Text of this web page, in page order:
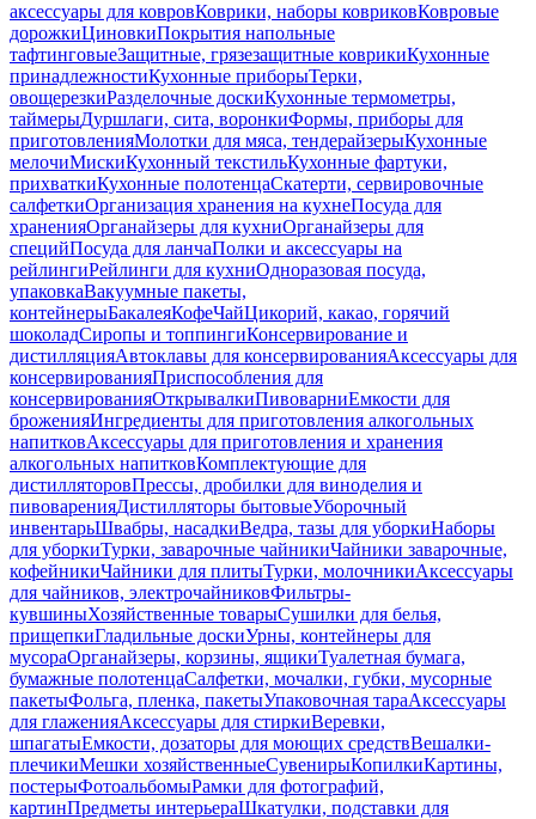
аксессуары для ковровКоврики, наборы ковриковКовровые
дорожкиЦиновкиПокрытия напольные
тафтинговыеЗащитные, грязезащитные коврикиКухонные
принадлежностиКухонные приборыТерки,
овощерезкиРазделочные доскиКухонные термометры,
таймерыДуршлаги, сита, воронкиФормы, приборы для
приготовленияМолотки для мяса, тендерайзерыКухонные
мелочиМискиКухонный текстильКухонные фартуки,
прихваткиКухонные полотенцаСкатерти, сервировочные
салфеткиОрганизация хранения на кухнеПосуда для
храненияОрганайзеры для кухниОрганайзеры для
специйПосуда для ланчаПолки и аксессуары на
рейлингиРейлинги для кухниОдноразовая посуда,
упаковкаВакуумные пакеты,
контейнерыБакалеяКофеЧайЦикорий, какао, горячий
шоколадСиропы и топпингиКонсервирование и
дистилляцияАвтоклавы для консервированияАксессуары для
консервированияПриспособления для
консервированияОткрывалкиПивоварниЕмкости для
броженияИнгредиенты для приготовления алкогольных
напитковАксессуары для приготовления и хранения
алкогольных напитковКомплектующие для
дистилляторовПрессы, дробилки для виноделия и
пивоваренияДистилляторы бытовыеУборочный
инвентарьШвабры, насадкиВедра, тазы для уборкиНаборы
для уборкиТурки, заварочные чайникиЧайники заварочные,
кофейникиЧайники для плитыТурки, молочникиАксессуары
для чайников, электрочайниковФильтры-
кувшиныХозяйственные товарыСушилки для белья,
прищепкиГладильные доскиУрны, контейнеры для
мусораОрганайзеры, корзины, ящикиТуалетная бумага,
бумажные полотенцаСалфетки, мочалки, губки, мусорные
пакетыФольга, пленка, пакетыУпаковочная тараАксессуары
для глаженияАксессуары для стиркиВеревки,
шпагатыЕмкости, дозаторы для моющих средствВешалки-
плечикиМешки хозяйственныеСувенирыКопилкиКартины,
постерыФотоальбомыРамки для фотографий,
картинПредметы интерьераШкатулки, подставки для